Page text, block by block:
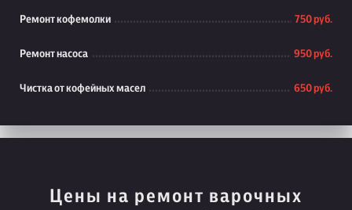
Ремонт кофемолки 750 руб.
Ремонт насоса 950 руб.
Чистка от кофейных масел 650 руб.
Цены на ремонт варочных